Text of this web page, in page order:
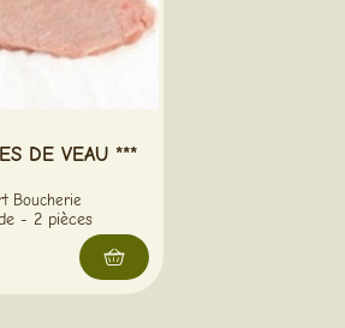
DE VEAU ***
Boucherie
- 2 pièces